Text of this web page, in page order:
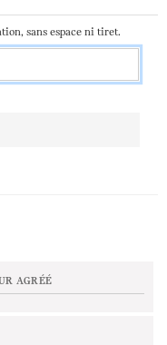
sans espace ni tiret.
AGRÉÉ